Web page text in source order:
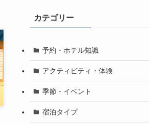
カテゴリー
予約・ホテル知識
アクティビティ・体験
季節・イベント
宿泊タイプ